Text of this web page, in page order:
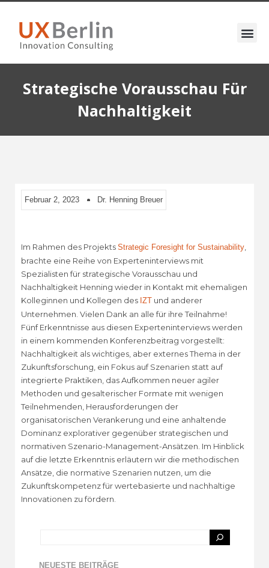
Strategische Vorausschau Für
Nachhaltigkeit
Februar 2, 2023 Dr. Henning Breuer
Im Rahmen des Projekts Strategic Foresight for Sustainability
brachte eine Reihe von Experteninterviews mit
Spezialisten für strategische Vorausschau und
Nachhaltigkeit Henning wieder in Kontakt mit ehemaligen
Kolleginnen und Kollegen des IZT und anderer
Unternehmen. Vielen Dank an alle für ihre Teilnahme!
Fünf Erkenntnisse aus diesen Experteninterviews werden
in einem kommenden Konferenzbeitrag vorgestellt:
Nachhaltigkeit als wichtiges, aber externes Thema in der
Zukunftsforschung, ein Fokus auf Szenarien statt auf
integrierte Praktiken, das Aufkommen neuer agiler
Methoden und gesalterischer Formate mit wenigen
Teilnehmenden, Herausforderungen der
organisatorischen Verankerung und eine anhaltende
Dominanz explorativer gegenüber strategischen und
normativen Szenario-Management-Ansätzen. Im Hinblick
auf die letzte Erkenntnis erläutern wir die methodischen
Ansätze, die normative Szenarien nutzen, um die
Zukunftskompetenz für wertebasierte und nachhaltige
Innovationen zu fördern.
NEUESTE BEITRÄGE